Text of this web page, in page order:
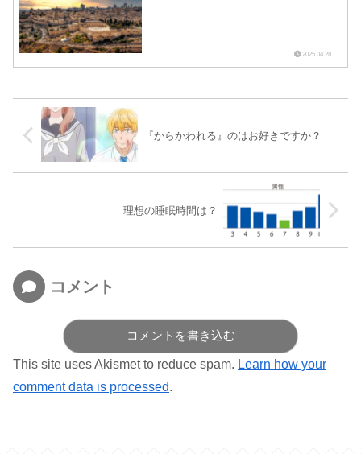
2025.04.28
『からかわれる』のはお好きですか？
理想の睡眠時間は？
コメント
コメントを書き込む
This site uses Akismet to reduce spam. Learn how your
comment data is processed.